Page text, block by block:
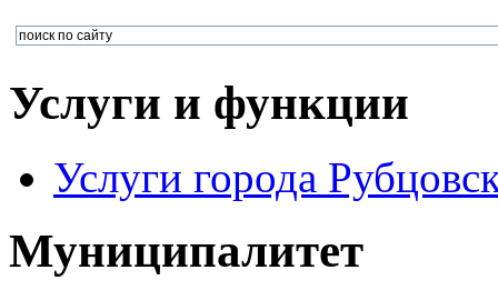
Услуги и функции
Услуги города
Муниципалитет